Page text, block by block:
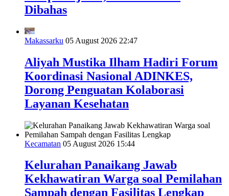
Dibahas
Makassarku 05 August 2026 22:47
Aliyah Mustika Ilham Hadiri Forum
Koordinasi Nasional ADINKES,
Dorong Penguatan Kolaborasi
Layanan Kesehatan
Kecamatan 05 August 2026 15:44
Kelurahan Panaikang Jawab
Kekhawatiran Warga soal Pemilahan
Sampah dengan Fasilitas Lengkap